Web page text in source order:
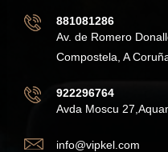
881081286
Av. de Romero
Compostela, A
922296764
Avda Moscu
info@vipkel.com